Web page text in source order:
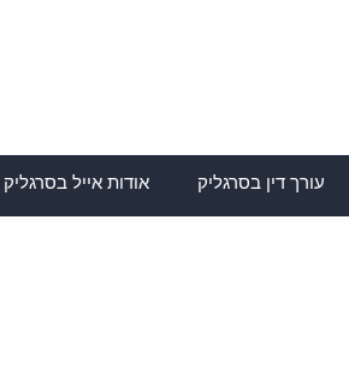
עורך דין בסרגליק אודות אייל בסרגליק